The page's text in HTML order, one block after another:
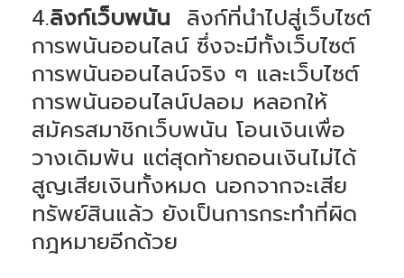
4.ลิงก์เว็บพนัน ลิงก์ที่นำไปสู่เว็บไซต์
การพนันออนไลน์ ซึ่งจะมีทั้งเว็บไซต์
การพนันออนไลน์จริง ๆ และเว็บไซต์
การพนันออนไลน์ปลอม หลอกให้
สมัครสมาชิกเว็บพนัน โอนเงินเพื่อ
วางเดิมพัน แต่สุดท้ายถอนเงินไม่ได้
สูญเสียเงินทั้งหมด นอกจากจะเสีย
ทรัพย์สินแล้ว ยังเป็นการกระทำที่ผิด
กฎหมายอีกด้วย